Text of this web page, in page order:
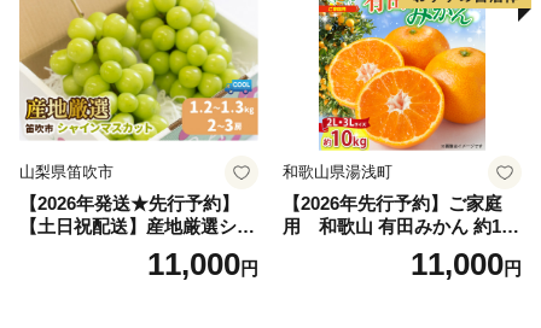
山梨県笛吹市
【2026年発送★先行予約】
【土日祝配送】産地厳選シャ
インマスカット1.2kg～1.3kg
（2房～3房）※沖縄・離島配
11,000円
和歌山県湯浅町
【2026年先行予約】ご家庭
用 和歌山 有田みかん 約10k
g (2L、3Lサイズ)【湯浅町】
11,000円